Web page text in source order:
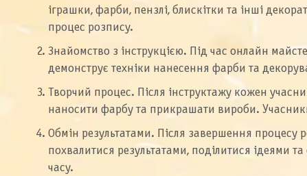
іграшки, фарби, пензлі, блискітки та інші
процес розпису.
Знайомство з інструкцією. Під час онлайн
демонструє техніки нанесення фарби та
Творчий процес. Після інструктажу кожен
наносити фарбу та прикрашати вироби.
Обмін результатами. Після завершення
похвалитися результатами, поділитися ідеями
часу.